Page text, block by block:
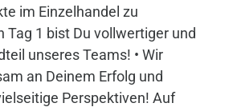
im Einzelhandel zu
Tag 1 bist Du vollwertiger und
unseres Teams! • Wir
an Deinem Erfolg und
Perspektiven! Auf